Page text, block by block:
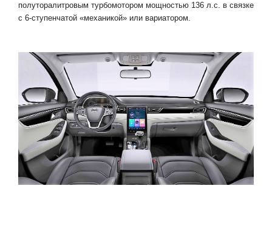
полуторалитровым турбомотором мощностью 136 л.с. в связке
с 6-ступенчатой «механикой» или вариатором.